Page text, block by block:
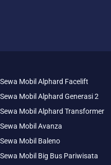
Sewa Mobil Alphard Facelift
Sewa Mobil Alphard Generasi 2
Sewa Mobil Alphard Transformer
Sewa Mobil Avanza
Sewa Mobil Baleno
Sewa Mobil Big Bus Pariwisata